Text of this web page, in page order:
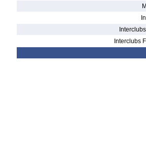
Interclubs